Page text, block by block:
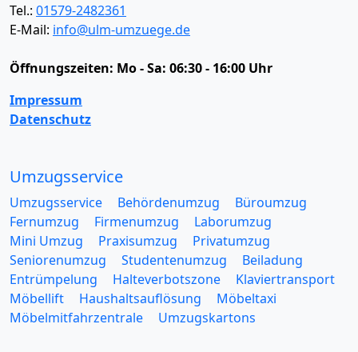
Tel.: 01579-2482361
E-Mail: info@ulm-umzuege.de
Öffnungszeiten: Mo - Sa: 06:30 - 16:00 Uhr
Impressum
Datenschutz
Umzugsservice
Umzugsservice Behördenumzug
Büroumzug
Fernumzug
Firmenumzug
Laborumzug
Mini Umzug
Praxisumzug
Privatumzug
Seniorenumzug
Studentenumzug
Beiladung
Entrümpelung
Halteverbotszone
Klaviertransport
Möbellift
Haushaltsauflösung
Möbeltaxi
Möbelmitfahrzentrale
Umzugskartons